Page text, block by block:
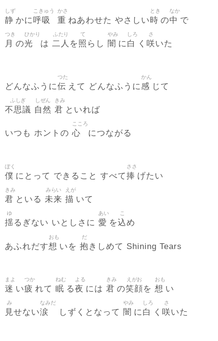
静
しず
かに呼吸
こきゅう
重
かさ
ねあわせた やさしい時
とき
の中
なか
で
月
つき
の光
ひかり
は 二人
ふたり
を照
て
らし 闇
やみ
に白
しろ
く 咲
さ
いた
どんなふうに伝
つた
えて どんなふうに感
かん
じて
不思議
ふしぎ
自然
しぜん
君
きみ
といれば
いつも ホントの 心
こころ
につながる
僕
ぼく
にとって できること すべて捧
ささ
げたい
君
きみ
といる 未来
みらい
描
えが
いて
揺
ゆ
るぎない いとしさに 愛
あい
を込
こ
め
あふれだす想
おも
いを 抱
だ
きしめて Shining Tears
迷
まよ
い疲
つか
れて 眠
ねむ
る夜
よる
には 君
きみ
の笑顔
えがお
を 想
おも
い
見
み
せない涙
なみだ
しずくとなって 闇
やみ
に白
しろ
く 咲
さ
いた